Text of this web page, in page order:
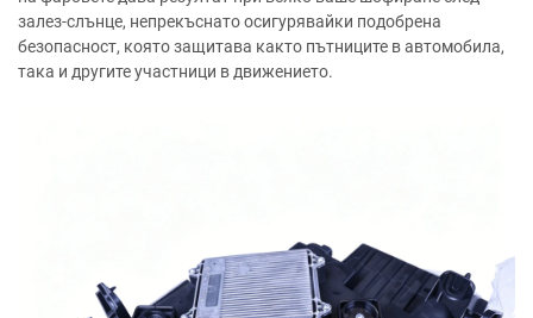
залез-слънце, непрекъснато осигурявайки подобрена
безопасност, която защитава както пътниците в автомобила,
така и другите участници в движението.